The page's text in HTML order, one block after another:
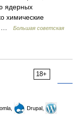
ядерных
химические
…
Большая советская
18+
Drupal,